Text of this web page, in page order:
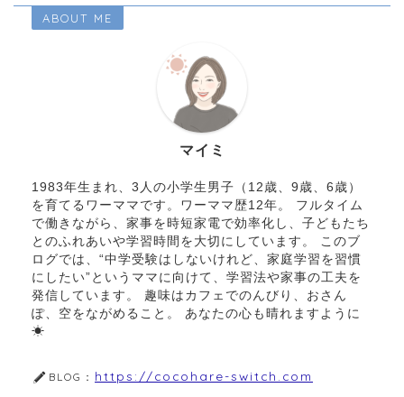
ABOUT ME
マイミ
1983年生まれ、3人の小学生男子（12歳、9歳、6歳）
を育てるワーママです。ワーママ歴12年。 フルタイム
で働きながら、家事を時短家電で効率化し、子どもたち
とのふれあいや学習時間を大切にしています。 このブ
ログでは、“中学受験はしないけれど、家庭学習を習慣
にしたい”というママに向けて、学習法や家事の工夫を
発信しています。 趣味はカフェでのんびり、おさん
ぽ、空をながめること。 あなたの心も晴れますように
☀︎
BLOG： https://cocohare-switch.com